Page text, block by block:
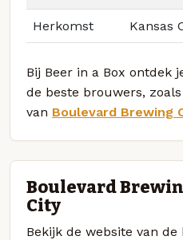
Herkomst Kansas
Bij Beer in a Box ontdek
de beste brouwers,
van Boulevard Brewing
Boulevard
City
Bekijk de website van